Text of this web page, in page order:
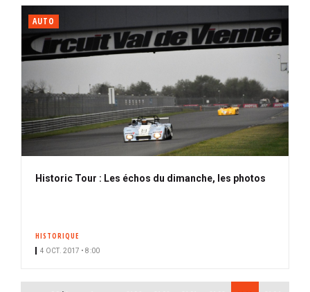
AUTO
Historic Tour : Les échos du dimanche, les photos
HISTORIQUE
4 OCT. 2017 • 8:00